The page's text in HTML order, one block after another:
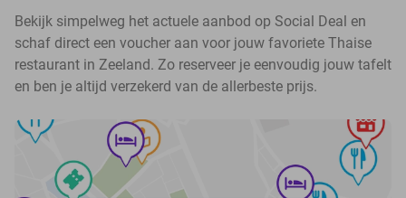
Bekijk simpelweg het actuele aanbod op Social Deal en
schaf direct een voucher aan voor jouw favoriete Thaise
restaurant in Zeeland. Zo reserveer je eenvoudig jouw tafelt
en ben je altijd verzekerd van de allerbeste prijs.